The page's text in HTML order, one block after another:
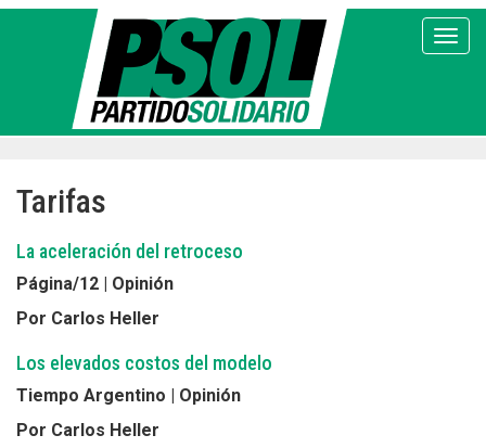
Pasar
Tarifas
La aceleración del retroceso
Página/12 | Opinión
Por Carlos Heller
Los elevados costos del modelo
Tiempo Argentino | Opinión
Por Carlos Heller